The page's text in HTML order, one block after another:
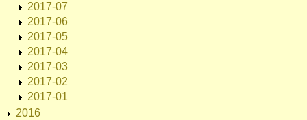
2017-07
2017-06
2017-05
2017-04
2017-03
2017-02
2017-01
2016